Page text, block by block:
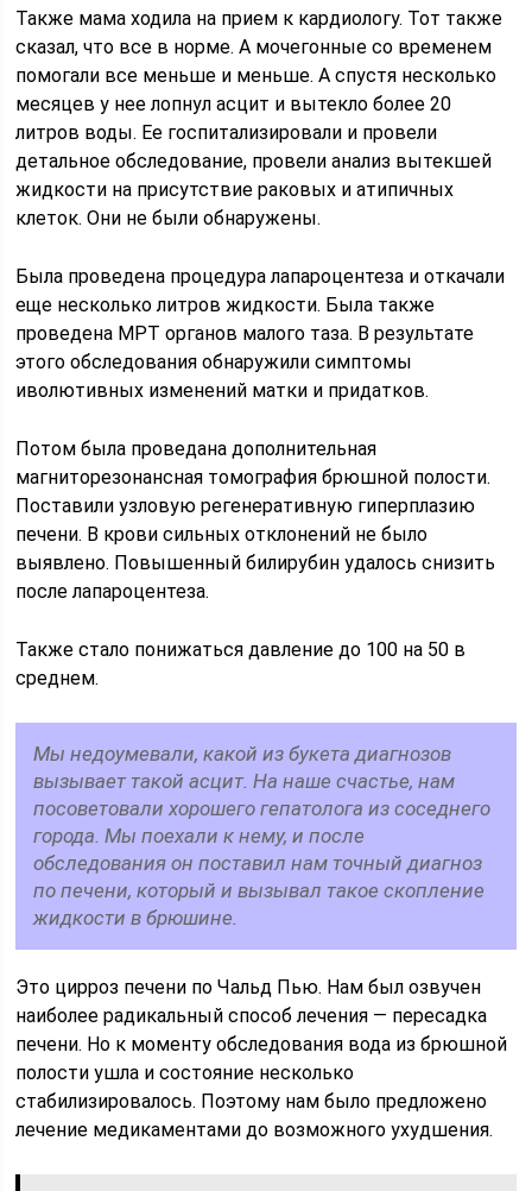
Также мама ходила на прием к кардиологу. Тот также
сказал, что все в норме. А мочегонные со временем
помогали все меньше и меньше. А спустя несколько
месяцев у нее лопнул асцит и вытекло более 20
литров воды. Ее госпитализировали и провели
детальное обследование, провели анализ вытекшей
жидкости на присутствие раковых и атипичных
клеток. Они не были обнаружены.
Была проведена процедура лапароцентеза и откачали
еще несколько литров жидкости. Была также
проведена МРТ органов малого таза. В результате
этого обследования обнаружили симптомы
иволютивных изменений матки и придатков.
Потом была проведана дополнительная
магниторезонансная томография брюшной полости.
Поставили узловую регенеративную гиперплазию
печени. В крови сильных отклонений не было
выявлено. Повышенный билирубин удалось снизить
после лапароцентеза.
Также стало понижаться давление до 100 на 50 в
среднем.
Мы недоумевали, какой из букета диагнозов
вызывает такой асцит. На наше счастье, нам
посоветовали хорошего гепатолога из соседнего
города. Мы поехали к нему, и после
обследования он поставил нам точный диагноз
по печени, который и вызывал такое скопление
жидкости в брюшине.
Это цирроз печени по Чальд Пью. Нам был озвучен
наиболее радикальный способ лечения — пересадка
печени. Но к моменту обследования вода из брюшной
полости ушла и состояние несколько
стабилизировалось. Поэтому нам было предложено
лечение медикаментами до возможного ухудшения.